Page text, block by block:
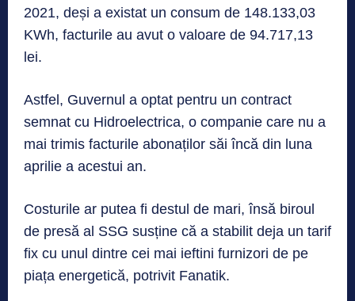
2021, deși a existat un consum de 148.133,03
KWh, facturile au avut o valoare de 94.717,13
lei.
Astfel, Guvernul a optat pentru un contract
semnat cu Hidroelectrica, o companie care nu a
mai trimis facturile abonaților săi încă din luna
aprilie a acestui an.
Costurile ar putea fi destul de mari, însă biroul
de presă al SSG susține că a stabilit deja un tarif
fix cu unul dintre cei mai ieftini furnizori de pe
piața energetică, potrivit Fanatik.